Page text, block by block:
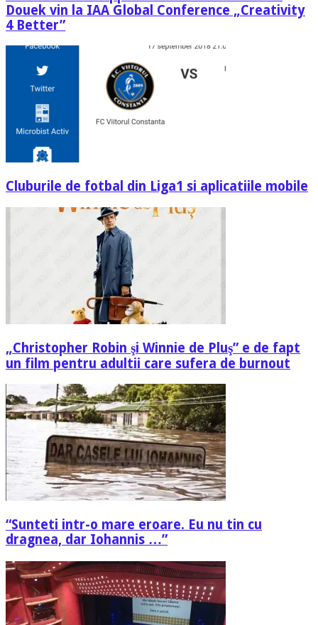
Douek vin la IAA Global Conference „Creativity
4 Better”
Cluburile de fotbal din Liga1 si aplicatiile mobile
„Christopher Robin şi Winnie de Pluş” e de fapt
un film pentru adultii care sufera de burnout
“Sunteti intr-o mare eroare. Eu nu tin cu
dragnea, dar Iohannis …”